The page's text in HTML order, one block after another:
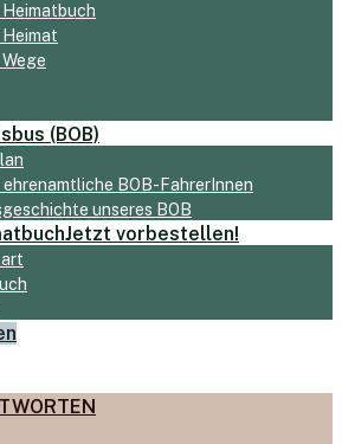
(BOB)
ehrenamtliche BOB-FahrerInnen
unseres BOB
Jetzt vorbestellen!